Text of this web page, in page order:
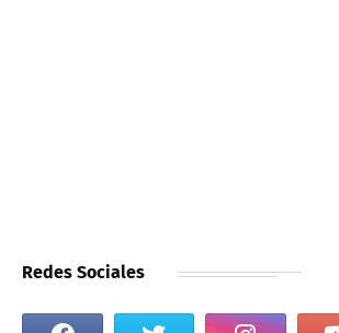
Redes Sociales